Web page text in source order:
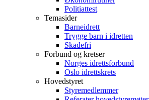
Politiattest
Temasider
Barneidrett
Trygge barn i idretten
Skadefri
Forbund og kretser
Norges idrettsforbund
Oslo idrettskrets
Hovedstyret
Styremedlemmer